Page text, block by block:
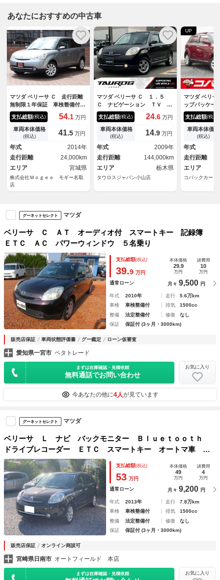
あなたにおすすめの中古車
マツダ ベリーサ Ｃ 走行距離
無制限１年保証 車検整備付
き ＡＷ スマートキー ＥＴ
Ｃ 電格ミラー
支払総額(税込) 54.1 万円
車両本体価格
(税込) 41.5 万円
年式
2014年
走行距離
24,000km
エリア
宮城県
株式会社Ｍｏｇｅｅ モギー名取
店
マツダ ベリーサ Ｃ １．５
Ｃ ナビゲーション ＴＶ Ｅ
ＴＣ オ－トエアコン パワ－
ステアリング パワーウインド
ウ 電動格納ミラ－（ラディア
ントエボニーマイカ）
支払総額(税込) 24.6 万円
車両本体価格
(税込) 14.9 万円
年式
2009年
走行距離
144,000km
エリア
栃木県
タウロスジャパン小山店
UP
マツダ ベリ
ップパッケ
Ｖ スマート
ルミホイール
支払総額(税込)
車両本体価格
(税込)
年式
走行距離
エリア
コバックカーズ
グーネットセレクト マツダ
ベリーサ Ｃ ＡＴ オーディオ付 スマートキー 記録簿
ＥＴＣ ＡＣ パワーウィンドウ ５名乗り
支払総額(税込)
39.9 万円
本体価格
29.9
万円
諸費用
10
万円
通常ローン 月々 9,500 円
年式 2010年 走行
5.6万km
車検
車検整備付 排気
1500cc
整備
法定整備付 修復
なし
保証
保証付 (3ヶ月・3000km)
販売店保証 車両状態評価書 グー鑑定 ローン仮審査
愛知県一宮市 ペタトレード
まずは在庫確認・見積依頼
無料通話でお問い合わせ
お気に入り
今あなたの他に4人が見ています
グーネットセレクト マツダ
ベリーサ Ｌ ナビ バックモニター Ｂｌｕｅｔｏｏｔｈ
ドライブレコーダー ＥＴＣ スマートキー オートマ車 車
検令和６年１０月 オートエアコン
支払総額(税込)
53 万円
本体価格
49
万円
諸費用
4
万円
通常ローン 月々 9,200 円
年式 2013年 走行
7.8万km
車検
車検整備付 排気
1500cc
整備
法定整備付 修復
なし
保証
保証付 (3ヶ月・3000km)
販売店保証 オンライン商談可
宮崎県日南市 オートフィールド 本店
まずは在庫確認・見積依頼 お気に入り